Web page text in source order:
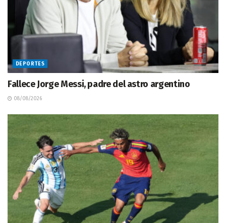
DEPORTES
Fallece Jorge Messi, padre del astro argentino
08/08/2026